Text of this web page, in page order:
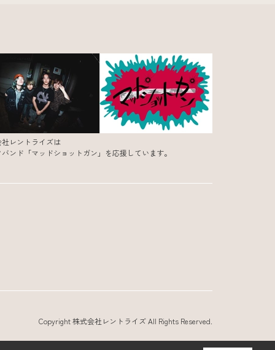
レントライズは
バンド「マッドショットガン」を応援しています。
Copyright 株式会社レントライズ All Rights Reserved.